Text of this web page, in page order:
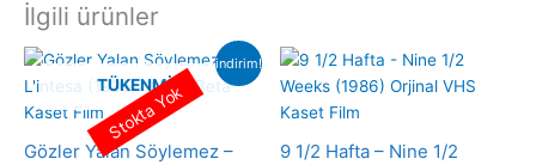
İlgili ürünler
indirim!
TÜKENMIŞ
Gözler Yalan Söylemez –
Stokta Yok
9 1/2 Hafta – Nine 1/2